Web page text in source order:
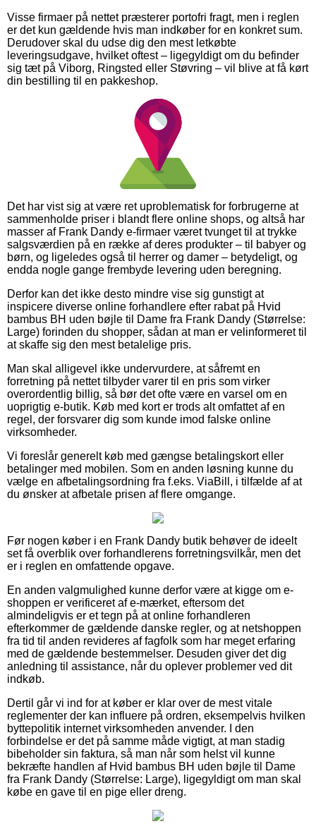
Visse firmaer på nettet præsterer portofri fragt, men i reglen
er det kun gældende hvis man indkøber for en konkret sum.
Derudover skal du udse dig den mest letkøbte
leveringsudgave, hvilket oftest – ligegyldigt om du befinder
sig tæt på Viborg, Ringsted eller Støvring – vil blive at få kørt
din bestilling til en pakkeshop.
Det har vist sig at være ret uproblematisk for forbrugerne at
sammenholde priser i blandt flere online shops, og altså har
masser af Frank Dandy e-firmaer været tvunget til at trykke
salgsværdien på en række af deres produkter – til babyer og
børn, og ligeledes også til herrer og damer – betydeligt, og
endda nogle gange frembyde levering uden beregning.
Derfor kan det ikke desto mindre vise sig gunstigt at
inspicere diverse online forhandlere efter rabat på Hvid
bambus BH uden bøjle til Dame fra Frank Dandy (Størrelse:
Large) forinden du shopper, sådan at man er velinformeret til
at skaffe sig den mest betalelige pris.
Man skal alligevel ikke undervurdere, at såfremt en
forretning på nettet tilbyder varer til en pris som virker
overordentlig billig, så bør det ofte være en varsel om en
uoprigtig e-butik. Køb med kort er trods alt omfattet af en
regel, der forsvarer dig som kunde imod falske online
virksomheder.
Vi foreslår generelt køb med gængse betalingskort eller
betalinger med mobilen. Som en anden løsning kunne du
vælge en afbetalingsordning fra f.eks. ViaBill, i tilfælde af at
du ønsker at afbetale prisen af flere omgange.
Før nogen køber i en Frank Dandy butik behøver de ideelt
set få overblik over forhandlerens forretningsvilkår, men det
er i reglen en omfattende opgave.
En anden valgmulighed kunne derfor være at kigge om e-
shoppen er verificeret af e-mærket, eftersom det
almindeligvis er et tegn på at online forhandleren
efterkommer de gældende danske regler, og at netshoppen
fra tid til anden revideres af fagfolk som har meget erfaring
med de gældende bestemmelser. Desuden giver det dig
anledning til assistance, når du oplever problemer ved dit
indkøb.
Dertil går vi ind for at køber er klar over de mest vitale
reglementer der kan influere på ordren, eksempelvis hvilken
byttepolitik internet virksomheden anvender. I den
forbindelse er det på samme måde vigtigt, at man stadig
bibeholder sin faktura, så man når som helst vil kunne
bekræfte handlen af Hvid bambus BH uden bøjle til Dame
fra Frank Dandy (Størrelse: Large), ligegyldigt om man skal
købe en gave til en pige eller dreng.